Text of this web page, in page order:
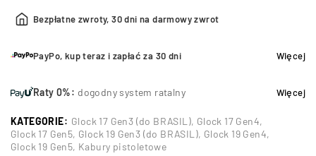
Bezpłatne zwroty, 30 dni na darmowy zwrot
PayPo, kup teraz i zapłać za 30 dni Więcej
Raty 0%: dogodny system ratalny Więcej
KATEGORIE: Glock 17 Gen3 (do BRASIL), Glock 17 Gen4,
Glock 17 Gen5, Glock 19 Gen3 (do BRASIL), Glock 19 Gen4,
Glock 19 Gen5, Kabury pistoletowe